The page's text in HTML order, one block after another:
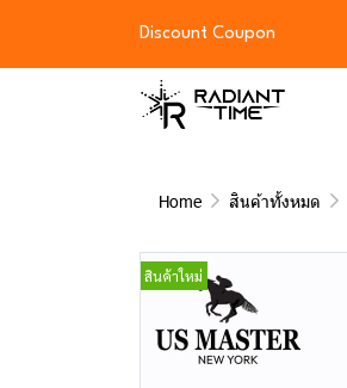
Discount Coupon
Home สินค้าทั้งหมด
สินค้าใหม่